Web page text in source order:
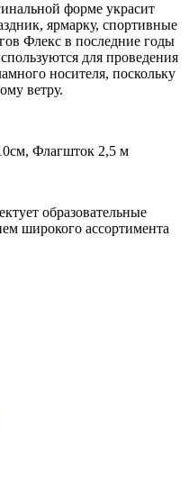
форме украсит
ярмарку, спортивные
Флекс в последние годы
для проведения
носителя, поскольку
ветру.
Флагшток 2,5 м
образовательные
широкого ассортимента